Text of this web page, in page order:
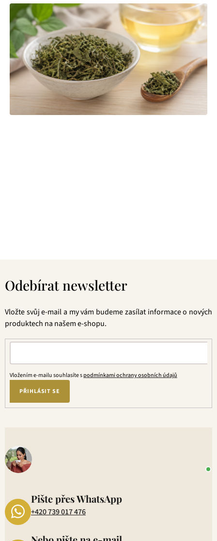
Odebírat newsletter
Vložte svůj e-mail a my vám budeme zasílat informace o nových
produktech na našem e-shopu.
Vložením e-mailu souhlasíte spodmínkami ochrany osobních údajů
PŘIHLÁSIT SE
Pište přes WhatsApp
+420 739 017 476